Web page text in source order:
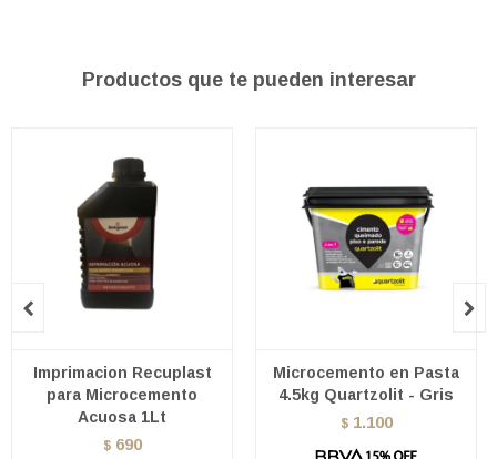
Productos que te pueden interesar
Imprimacion Recuplast
para Microcemento
Acuosa 1Lt
$ 690
Microcemento en Pasta
4.5kg Quartzolit - Gris
$ 1.100
 